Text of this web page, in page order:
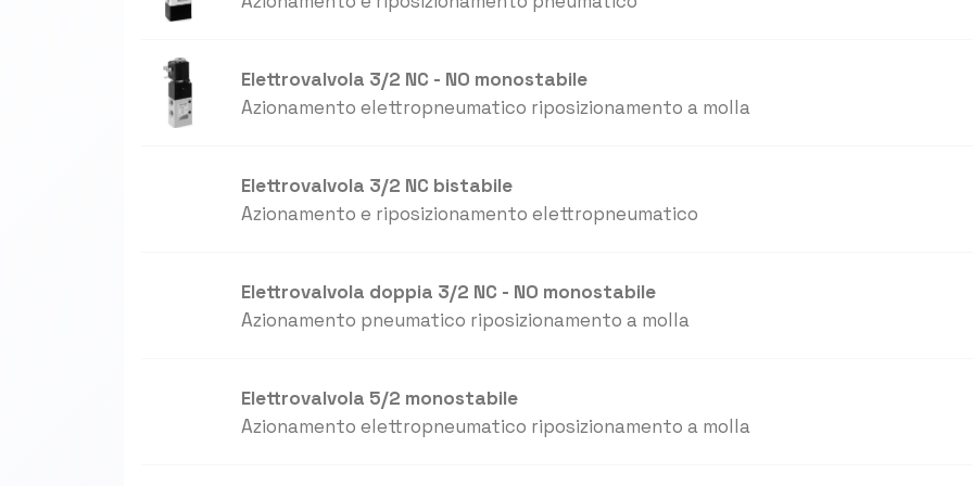
Elettrovalvola 3/2 NC - NO monostabile
Azionamento elettropneumatico riposizionamento a molla
Elettrovalvola 3/2 NC bistabile
Azionamento e riposizionamento elettropneumatico
Elettrovalvola doppia 3/2 NC - NO monostabile
Azionamento pneumatico riposizionamento a molla
Elettrovalvola 5/2 monostabile
Azionamento elettropneumatico riposizionamento a molla